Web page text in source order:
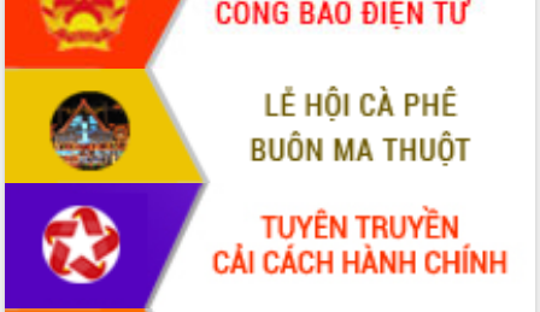
Tập huấn nâng cao năng lực triển khai
chuyển đổi số cho cán bộ, công chức
cấp xã
Đắk Lắk phát động hưởng ứng Ngày
Quyền của người tiêu dùng Việt Nam
2026
Đẩy mạnh cải cách hành chính, quyết
tâm đạt được mục tiêu tăng trưởng
hai con số trong năm 2026
Tổ chức trang trọng Lễ hội Đền thờ
Lương Văn Chánh năm 2026